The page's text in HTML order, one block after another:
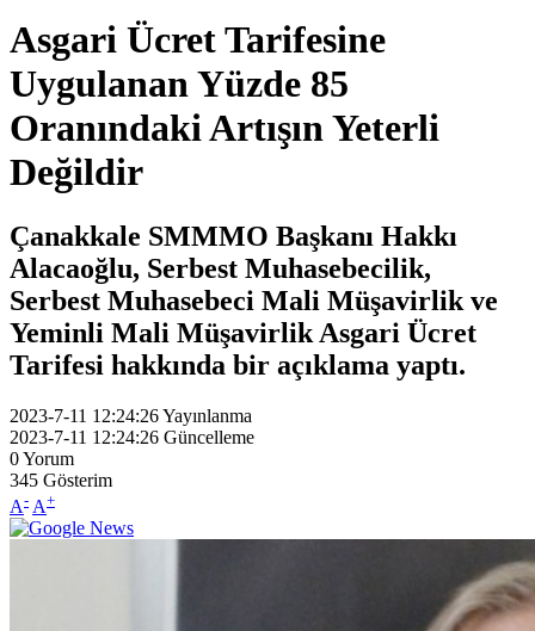
Asgari Ücret Tarifesine
Uygulanan Yüzde 85
Oranındaki Artışın Yeterli
Değildir
Çanakkale SMMMO Başkanı Hakkı
Alacaoğlu, Serbest Muhasebecilik,
Serbest Muhasebeci Mali Müşavirlik ve
Yeminli Mali Müşavirlik Asgari Ücret
Tarifesi hakkında bir açıklama yaptı.
2023-7-11 12:24:26Yayınlanma
2023-7-11 12:24:26 Güncelleme
0Yorum
345 Gösterim
A- A+